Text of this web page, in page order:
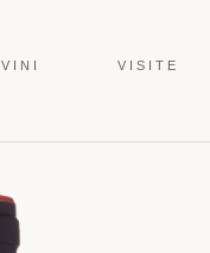
VINI VISITE